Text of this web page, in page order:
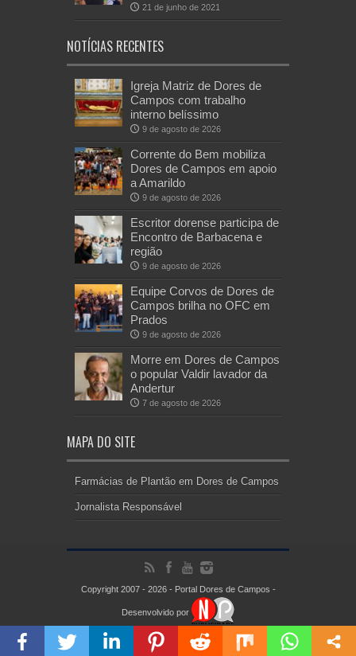
21 de junho de 2021
NOTÍCIAS RECENTES
Igreja Matriz de Dores de
Campos com trabalho
interno belíssimo
9 de agosto de 2026
Corrente do Bem mobiliza
Dores de Campos em apoio
a Amarildo
9 de agosto de 2026
Escritor dorense participa de
Encontro de Barbacena e
região
9 de agosto de 2026
Equipe Corvos de Dores de
Campos brilha no OFC em
Prados
9 de agosto de 2026
Morre em Dores de Campos
o popular Valdir lavador da
Andertur
7 de agosto de 2026
MAPA DO SITE
Farmácias de Plantão em Dores de Campos
Jornalista Responsável
Copyright 2007 - 2026 - Portal Dores de Campos -
Desenvolvido por